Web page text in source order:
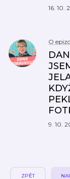
16. 10.
O
9. 10.
ZPĚT